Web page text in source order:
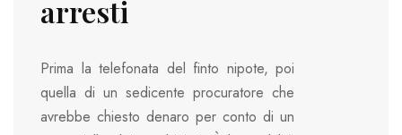
arresti
Prima la telefonata del finto nipote, poi
quella di un sedicente procuratore che
avrebbe chiesto denaro per conto di un